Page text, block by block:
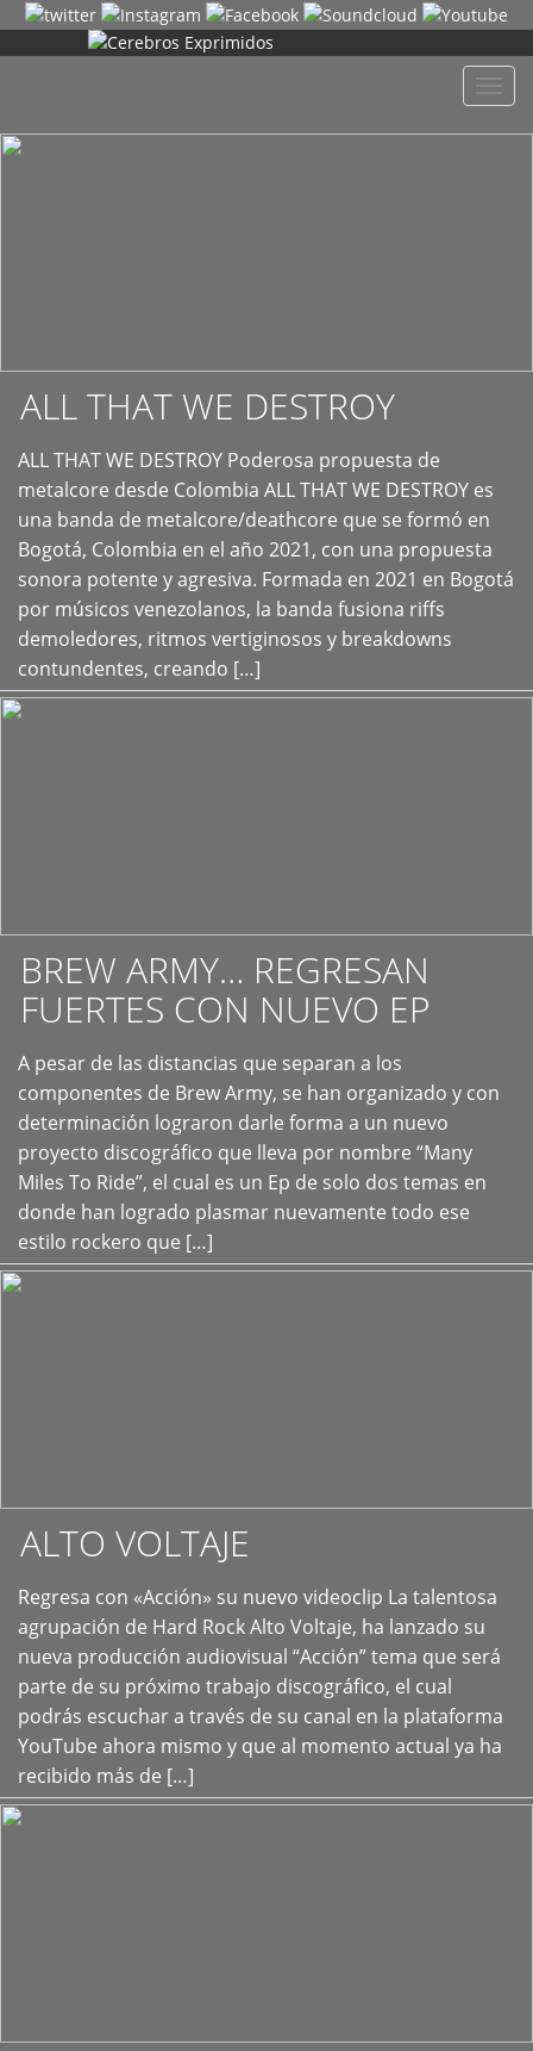
ALL THAT WE DESTROY
ALL THAT WE DESTROY Poderosa propuesta de
metalcore desde Colombia ALL THAT WE DESTROY es
una banda de metalcore/deathcore que se formó en
Bogotá, Colombia en el año 2021, con una propuesta
sonora potente y agresiva. Formada en 2021 en Bogotá
por músicos venezolanos, la banda fusiona riffs
demoledores, ritmos vertiginosos y breakdowns
contundentes, creando […]
+
BREW ARMY… REGRESAN
FUERTES CON NUEVO EP
A pesar de las distancias que separan a los
componentes de Brew Army, se han organizado y con
determinación lograron darle forma a un nuevo
proyecto discográfico que lleva por nombre “Many
Miles To Ride”, el cual es un Ep de solo dos temas en
donde han logrado plasmar nuevamente todo ese
estilo rockero que […]
+
ALTO VOLTAJE
Regresa con «Acción» su nuevo videoclip La talentosa
agrupación de Hard Rock Alto Voltaje, ha lanzado su
nueva producción audiovisual “Acción” tema que será
parte de su próximo trabajo discográfico, el cual
podrás escuchar a través de su canal en la plataforma
YouTube ahora mismo y que al momento actual ya ha
recibido más de […]
+